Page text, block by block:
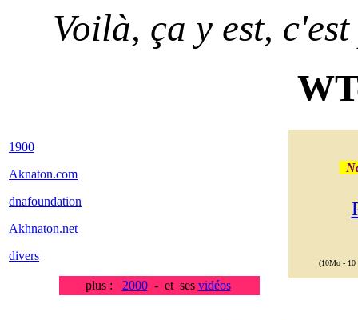
Voilà, ça y est,
1900
Aknaton.com
dnafoundation
Akhnaton.net
divers
plus : 2000- et ses vidéos
(10Mo - 10